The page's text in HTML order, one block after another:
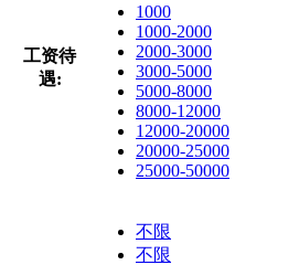
工资待
遇:
1000
1000-2000
2000-3000
3000-5000
5000-8000
8000-12000
12000-20000
20000-25000
25000-50000
不限
不限